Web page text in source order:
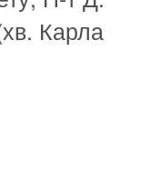
Карла